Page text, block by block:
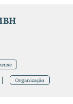
Organização